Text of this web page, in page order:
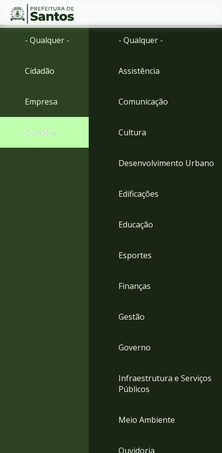
Ir
menu
para
Conteúdo
- Qualquer -
Cidadão
Empresa
Servidor
- Qualquer -
Assistência
Comunicação
Cultura
Desenvolvimento Urbano
Edificações
Educação
Esportes
Finanças
Gestão
Governo
Infraestrutura e Serviços
Públicos
Meio Ambiente
Ouvidoria